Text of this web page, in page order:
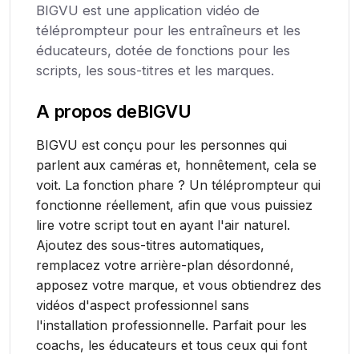
BIGVU est une application vidéo de
téléprompteur pour les entraîneurs et les
éducateurs, dotée de fonctions pour les
scripts, les sous-titres et les marques.
A propos deBIGVU
BIGVU est conçu pour les personnes qui
parlent aux caméras et, honnêtement, cela se
voit. La fonction phare ? Un téléprompteur qui
fonctionne réellement, afin que vous puissiez
lire votre script tout en ayant l'air naturel.
Ajoutez des sous-titres automatiques,
remplacez votre arrière-plan désordonné,
apposez votre marque, et vous obtiendrez des
vidéos d'aspect professionnel sans
l'installation professionnelle. Parfait pour les
coachs, les éducateurs et tous ceux qui font